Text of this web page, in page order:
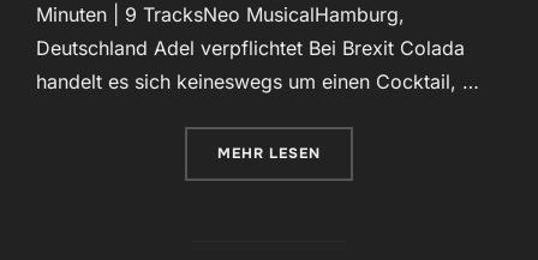
Minuten | 9 TracksNeo MusicalHamburg,
Deutschland Adel verpflichtet Bei Brexit Colada
handelt es sich keineswegs um einen Cocktail, …
MEHR ÜBER „BREXIT COLADA – DAS
LESEN